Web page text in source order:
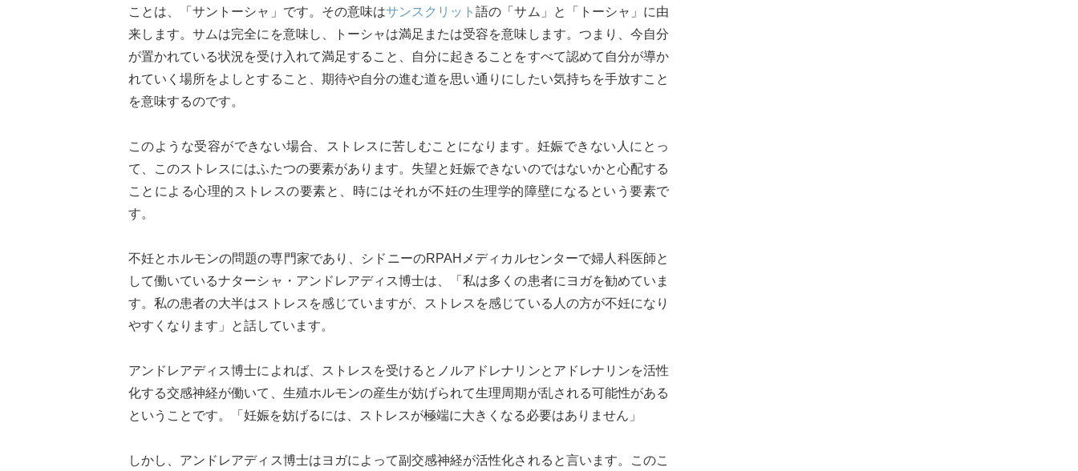
ことは、「サントーシャ」です。その意味はサンスクリット語の「サム」と「トーシャ」に由
来します。サムは完全にを意味し、トーシャは満足または受容を意味します。つまり、今自分
が置かれている状況を受け入れて満足すること、自分に起きることをすべて認めて自分が導か
れていく場所をよしとすること、期待や自分の進む道を思い通りにしたい気持ちを手放すこと
を意味するのです。
このような受容ができない場合、ストレスに苦しむことになります。妊娠できない人にとっ
て、このストレスにはふたつの要素があります。失望と妊娠できないのではないかと心配する
ことによる心理的ストレスの要素と、時にはそれが不妊の生理学的障壁になるという要素で
す。
不妊とホルモンの問題の専門家であり、シドニーのRPAHメディカルセンターで婦人科医師と
して働いているナターシャ・アンドレアディス博士は、「私は多くの患者にヨガを勧めていま
す。私の患者の大半はストレスを感じていますが、ストレスを感じている人の方が不妊になり
やすくなります」と話しています。
アンドレアディス博士によれば、ストレスを受けるとノルアドレナリンとアドレナリンを活性
化する交感神経が働いて、生殖ホルモンの産生が妨げられて生理周期が乱される可能性がある
ということです。「妊娠を妨げるには、ストレスが極端に大きくなる必要はありません」
しかし、アンドレアディス博士はヨガによって副交感神経が活性化されると言います。このこ